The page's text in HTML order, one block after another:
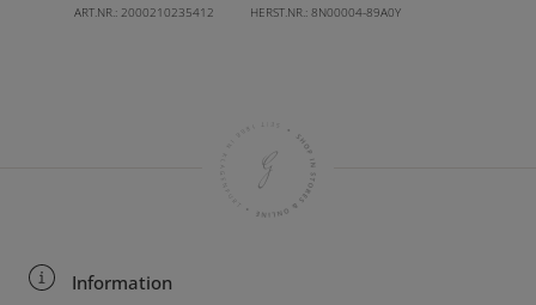
ART.NR.: 2000210235412 HERST.NR.: 8N00004-89A0Y
Information